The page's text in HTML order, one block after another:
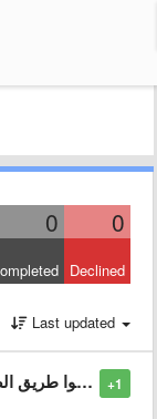
0 0
Declined
Last updated
+1 (ياريت